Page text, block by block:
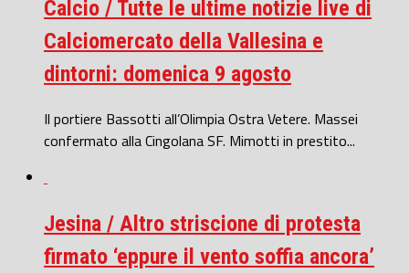
Calcio / Tutte le ultime notizie live di
Calciomercato della Vallesina e
dintorni: domenica 9 agosto
Il portiere Bassotti all’Olimpia Ostra Vetere. Massei
confermato alla Cingolana SF. Mimotti in prestito...
Jesina / Altro striscione di protesta
firmato ‘eppure il vento soffia ancora’